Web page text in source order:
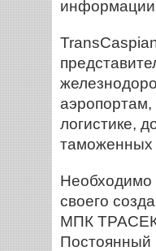
логистике,
таможенных
Необходимо
своего
МПК